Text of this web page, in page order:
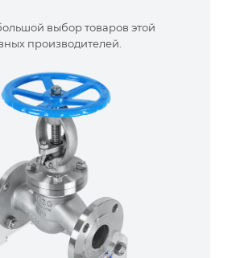
выбор товаров этой
производителей.